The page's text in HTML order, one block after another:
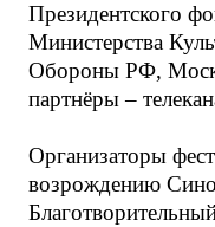
Президентского
Министерства
Обороны РФ,
партнёры –
Организаторы
возрождению